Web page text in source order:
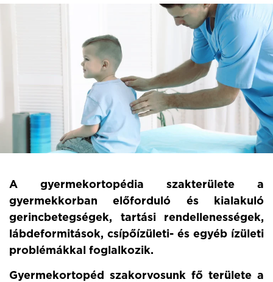
A gyermekortopédia szakterülete a
gyermekkorban előforduló és kialakuló
gerincbetegségek, tartási rendellenességek,
lábdeformitások, csípőízületi- és egyéb ízületi
problémákkal foglalkozik.
Gyermekortopéd szakorvosunk fő területe a